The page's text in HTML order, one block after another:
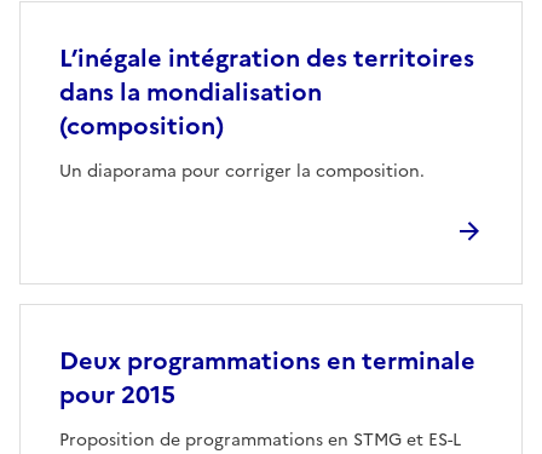
L’inégale intégration des territoires
dans la mondialisation
(composition)
Un diaporama pour corriger la composition.
Deux programmations en terminale
pour 2015
Proposition de programmations en STMG et ES-L